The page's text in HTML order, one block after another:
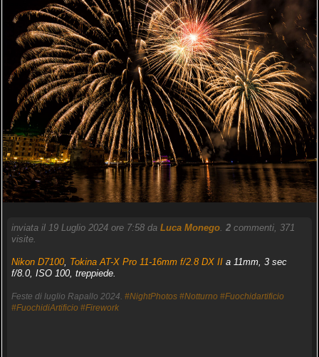
inviata il 19 Luglio 2024 ore 7:58 da Luca Monego. 2commenti, 371
visite.
Nikon D7100, Tokina AT-X Pro 11-16mm f/2.8 DX IIa 11mm, 3 sec
f/8.0, ISO 100, treppiede.
Feste di luglio Rapallo 2024. #NightPhotos #Notturno #Fuochidartificio
#FuochidiArtificio #Firework